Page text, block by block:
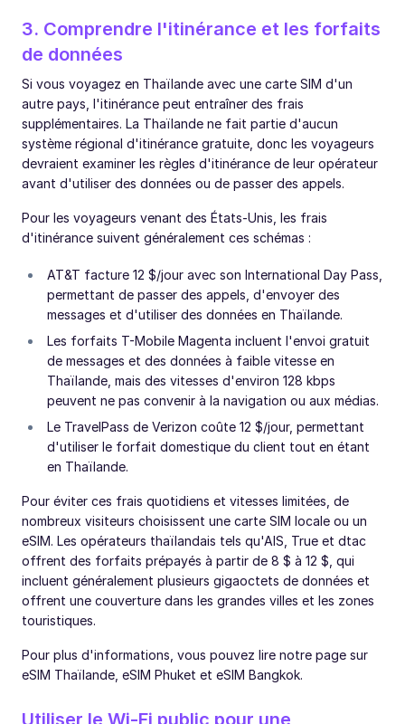
3. Comprendre l'itinérance et les forfaits
de données
Si vous voyagez en Thaïlande avec une carte SIM d'un
autre pays, l'itinérance peut entraîner des frais
supplémentaires. La Thaïlande ne fait partie d'aucun
système régional d'itinérance gratuite, donc les voyageurs
devraient examiner les règles d'itinérance de leur opérateur
avant d'utiliser des données ou de passer des appels.
Pour les voyageurs venant des États-Unis, les frais
d'itinérance suivent généralement ces schémas :
AT&T facture 12 $/jour avec son International Day Pass,
permettant de passer des appels, d'envoyer des
messages et d'utiliser des données en Thaïlande.
Les forfaits T-Mobile Magenta incluent l'envoi gratuit
de messages et des données à faible vitesse en
Thaïlande, mais des vitesses d'environ 128 kbps
peuvent ne pas convenir à la navigation ou aux médias.
Le TravelPass de Verizon coûte 12 $/jour, permettant
d'utiliser le forfait domestique du client tout en étant
en Thaïlande.
Pour éviter ces frais quotidiens et vitesses limitées, de
nombreux visiteurs choisissent une carte SIM locale ou un
eSIM. Les opérateurs thaïlandais tels qu'AIS, True et dtac
offrent des forfaits prépayés à partir de 8 $ à 12 $, qui
incluent généralement plusieurs gigaoctets de données et
offrent une couverture dans les grandes villes et les zones
touristiques.
Pour plus d'informations, vous pouvez lire notre page sur
eSIM Thaïlande, eSIM Phuket et eSIM Bangkok.
Utiliser le Wi-Fi public pour une